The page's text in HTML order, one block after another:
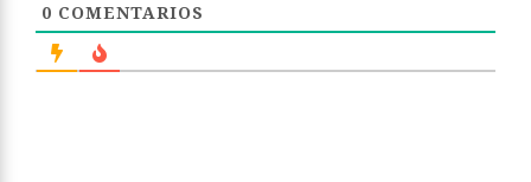
0 COMENTARIOS